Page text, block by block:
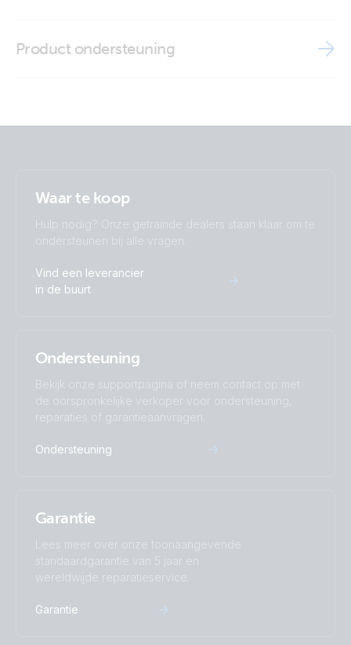
Product ondersteuning
Waar te koop
Hulp nodig? Onze getrainde dealers staan klaar om te
ondersteunen bij alle vragen.
Vind een leverancier
in de buurt
Ondersteuning
Bekijk onze supportpagina of neem contact op met
de oorspronkelijke verkoper voor ondersteuning,
reparaties of garantieaanvragen.
Ondersteuning
Garantie
Lees meer over onze toonaangevende
standaardgarantie van 5 jaar en
wereldwijde reparatieservice.
Garantie